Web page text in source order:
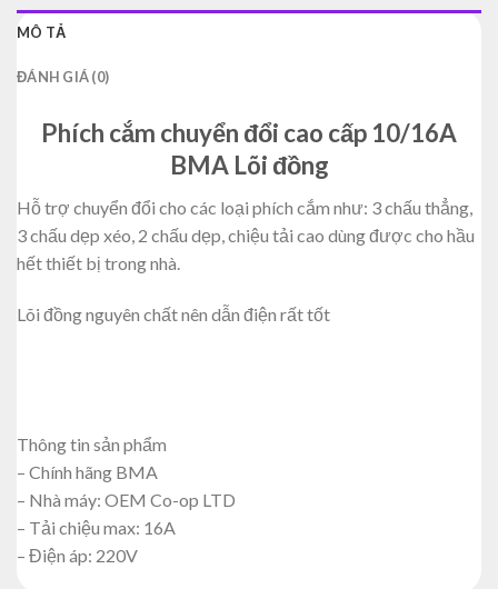
MÔ TẢ
ĐÁNH GIÁ (0)
Phích cắm chuyển đổi cao cấp 10/16A
BMA Lõi đồng
Hỗ trợ chuyển đổi cho các loại phích cắm như: 3 chấu thẳng,
3 chấu dẹp xéo, 2 chấu dẹp, chiệu tải cao dùng được cho hầu
hết thiết bị trong nhà.
Lõi đồng nguyên chất nên dẫn điện rất tốt
Thông tin sản phẩm
– Chính hãng BMA
– Nhà máy: OEM Co-op LTD
– Tải chiệu max: 16A
– Điện áp: 220V